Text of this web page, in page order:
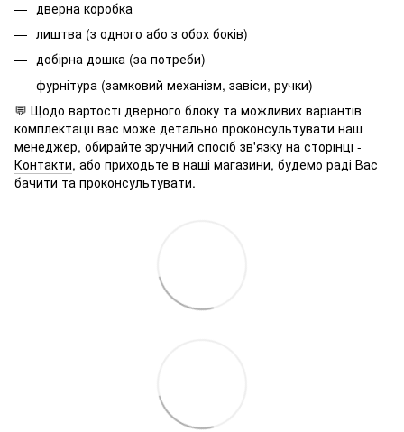
дверна коробка
лиштва (з одного або з обох боків)
добірна дошка (за потреби)
фурнітура (замковий механізм, завіси, ручки)
💬 Щодо вартості дверного блоку та можливих варіантів
комплектації вас може детально проконсультувати наш
менеджер, обирайте зручний спосіб зв'язку на сторінці -
Контакти, або приходьте в наші магазини, будемо раді Вас
бачити та проконсультувати.